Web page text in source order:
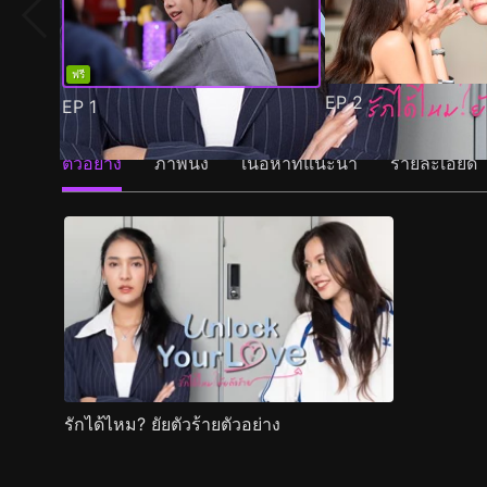
ฟรี
EP 1 EP2
ตัวอย่าง ภาพนิ่ง เนื้อหาที่แนะนำ รายละเอียด
รักได้ไหม? ยัยตัวร้ายตัวอย่าง